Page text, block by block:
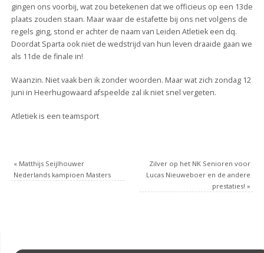
gingen ons voorbij, wat zou betekenen dat we officieus op een 13de
plaats zouden staan. Maar waar de estafette bij ons net volgens de
regels ging, stond er achter de naam van Leiden Atletiek een dq.
Doordat Sparta ook niet de wedstrijd van hun leven draaide gaan we
als 11de de finale in!
Waanzin. Niet vaak ben ik zonder woorden. Maar wat zich zondag 12
juni in Heerhugowaard afspeelde zal ik niet snel vergeten.
Atletiek is een teamsport
«Matthijs Seijlhouwer
Nederlands kampioen Masters
Zilver op het NK Senioren voor
Lucas Nieuweboer en de andere
prestaties!»